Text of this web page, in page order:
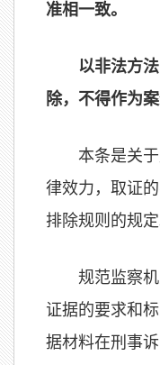
准相一致。
以非法方
除，不得作为
本条是关
律效力，取证
排除规则的规定
规范监察
证据的要求和
据材料在刑事